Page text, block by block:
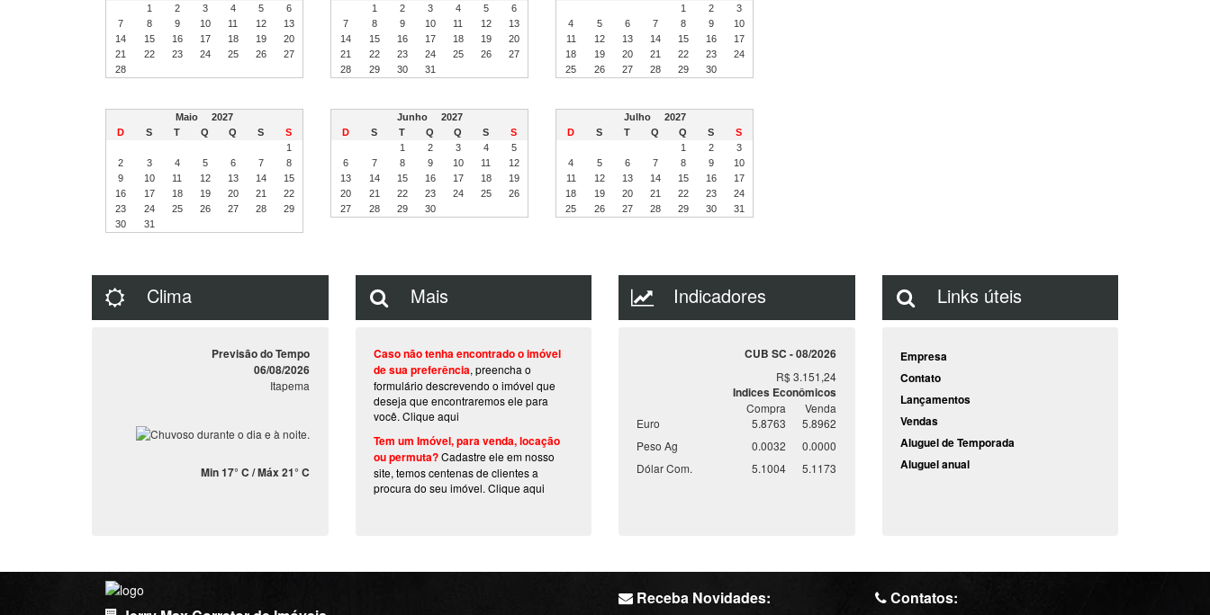
1
2 3 4 5
6
7
8 9 10 11 12
13
14
15 16 17 18 19
20
21
22 23 24 25 26
27
28
1
2 3 4 5
6
7
8 9 10 11 12
13
14
15 16 17 18 19
20
21
22 23 24 25 26
27
28
29 30 31
1
2
3
4
5 6 7 8 9
10
11
12 13 14 15 16
17
18
19 20 21 22 23
24
25
26 27 28 29 30
Maio 2027
D
S T Q Q S
S
1
2
3 4 5 6 7
8
9
10 11 12 13 14
15
16
17 18 19 20 21
22
23
24 25 26 27 28
29
30
31
Junho 2027
D
S T Q Q S
S
1
2 3 4
5
6
7 8 9 10 11
12
13
14 15 16 17 18
19
20
21 22 23 24 25
26
27
28 29 30
Julho 2027
D
S T Q Q S
S
1
2
3
4
5 6 7 8 9
10
11
12 13 14 15 16
17
18
19 20 21 22 23
24
25
26 27 28 29 30 31
Clima
Previsão do Tempo
06/08/2026
Itapema
Min 17° C / Máx 21° C
Mais
Caso não tenha encontrado o imóvel
de sua preferência, preencha o
formulário descrevendo o imóvel que
deseja que encontraremos ele para
você. Clique aqui
Tem um Imóvel, para venda, locação
ou permuta?Cadastre ele em nosso
site, temos centenas de clientes a
procura do seu imóvel. Clique aqui
Indicadores
CUB SC - 08/2026
R$ 3.151,24
Indices Econômicos
Compra
Venda
Euro
5.8763
5.8962
Peso Ag
0.0032
0.0000
Dólar Com.
5.1004 5.1173
Links úteis
Empresa
Contato
Lançamentos
Vendas
Aluguel de Temporada
Aluguel anual
Receba Novidades: Contatos: